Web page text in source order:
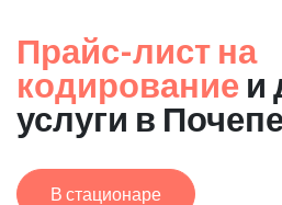
Прайс-лист на
кодирование и
услуги в
В стационаре